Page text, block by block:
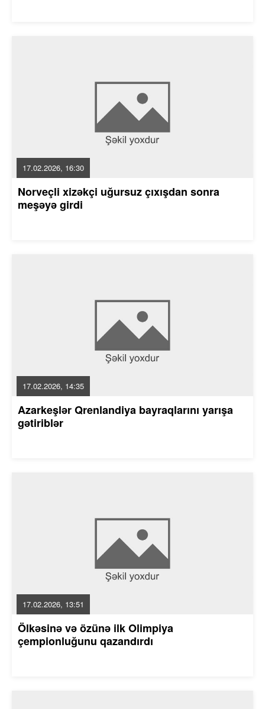
17.02.2026, 16:30
Norveçli xizəkçi uğursuz çıxışdan sonra
meşəyə girdi
17.02.2026, 14:35
Azarkeşlər Qrenlandiya bayraqlarını yarışa
gətiriblər
17.02.2026, 13:51
Ölkəsinə və özünə ilk Olimpiya
çempionluğunu qazandırdı